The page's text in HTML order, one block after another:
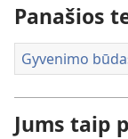
Panašios
Gyvenimo
Jums taip